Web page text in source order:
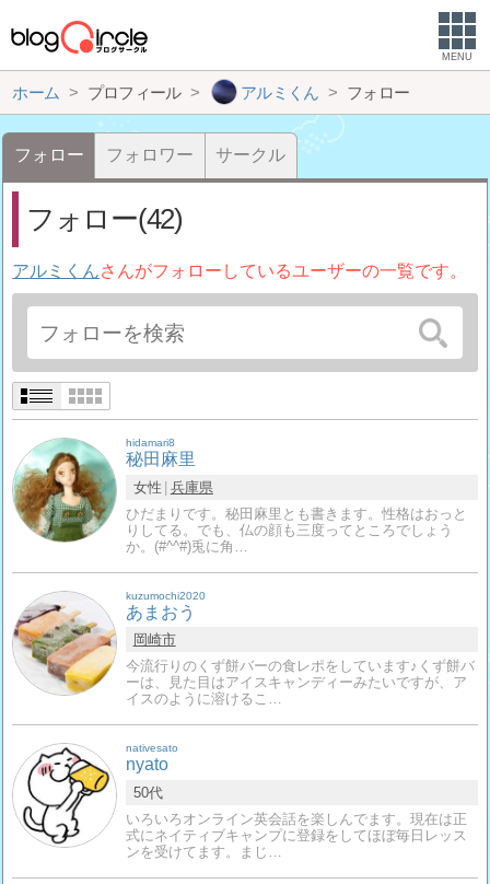
MENU
ホーム プロフィール アルミくん フォロー
フォロー フォロワー サークル
フォロー(42)
アルミくんさんがフォローしているユーザーの一覧です。
hidamari8
秘田麻里
女性 兵庫県
ひだまりです。秘田麻里とも書きます。性格はおっと
りしてる。でも、仏の顔も三度ってところでしょう
か。(#^^#)兎に角…
kuzumochi2020
あまおう
岡崎市
今流行りのくず餅バーの食レポをしています♪くず餅バ
ーは、見た目はアイスキャンディーみたいですが、ア
イスのように溶けるこ…
nativesato
nyato
50代
いろいろオンライン英会話を楽しんでます。現在は正
式にネイティブキャンプに登録をしてほぼ毎日レッス
ンを受けてます。まじ…